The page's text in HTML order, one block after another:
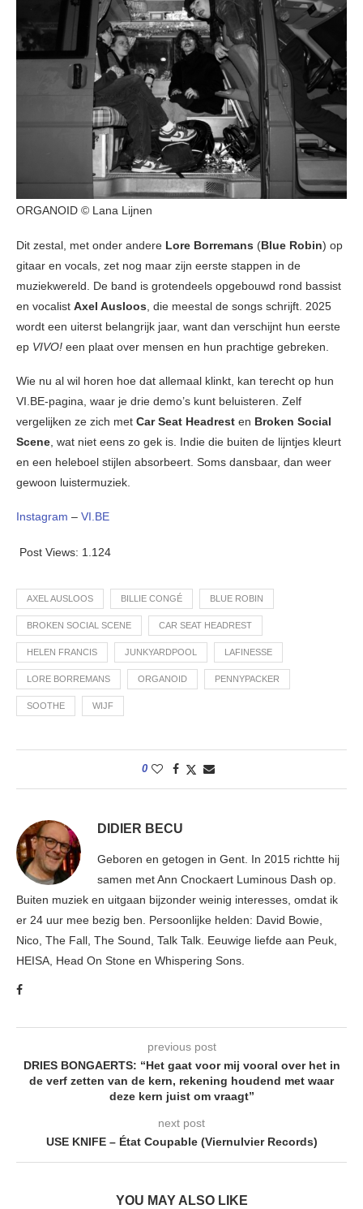
ORGANOID © Lana Lijnen
Dit zestal, met onder andere Lore Borremans (Blue Robin) op
gitaar en vocals, zet nog maar zijn eerste stappen in de
muziekwereld. De band is grotendeels opgebouwd rond bassist
en vocalist Axel Ausloos, die meestal de songs schrijft. 2025
wordt een uiterst belangrijk jaar, want dan verschijnt hun eerste
ep VIVO! een plaat over mensen en hun prachtige gebreken.
Wie nu al wil horen hoe dat allemaal klinkt, kan terecht op hun
VI.BE-pagina, waar je drie demo’s kunt beluisteren. Zelf
vergelijken ze zich met Car Seat Headrest en Broken Social
Scene, wat niet eens zo gek is. Indie die buiten de lijntjes kleurt
en een heleboel stijlen absorbeert. Soms dansbaar, dan weer
gewoon luistermuziek.
Instagram – VI.BE
Post Views: 1.124
AXEL AUSLOOS BILLIE CONGÉ BLUE ROBIN
BROKEN SOCIAL SCENE CAR SEAT HEADREST
HELEN FRANCIS JUNKYARDPOOL LAFINESSE
LORE BORREMANS ORGANOID PENNYPACKER
SOOTHE WIJF
0
DIDIER BECU
Geboren en getogen in Gent. In 2015 richtte hij
samen met Ann Cnockaert Luminous Dash op.
Buiten muziek en uitgaan bijzonder weinig interesses, omdat ik
er 24 uur mee bezig ben. Persoonlijke helden: David Bowie,
Nico, The Fall, The Sound, Talk Talk. Eeuwige liefde aan Peuk,
HEISA, Head On Stone en Whispering Sons.
previous post
DRIES BONGAERTS: “Het gaat voor mij vooral over het in
de verf zetten van de kern, rekening houdend met waar
deze kern juist om vraagt”
next post
USE KNIFE – État Coupable (Viernulvier Records)
YOU MAY ALSO LIKE